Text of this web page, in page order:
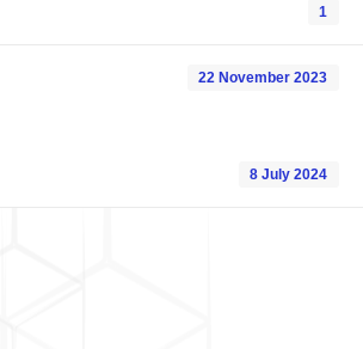
1
22 November 2023
8 July 2024